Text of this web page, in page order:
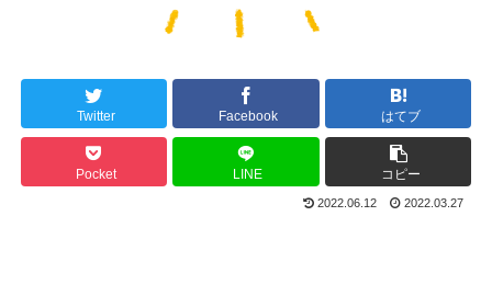
Twitter Facebook はてブ
Pocket LINE コピー
2022.06.12 2022.03.27